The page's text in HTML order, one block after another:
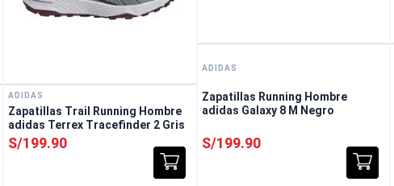
ADIDAS
Zapatillas Trail Running Hombre
adidas Terrex Tracefinder 2 Gris
S/199.90
ADIDAS
Zapatillas Running Hombre
adidas Galaxy 8 M Negro
S/199.90